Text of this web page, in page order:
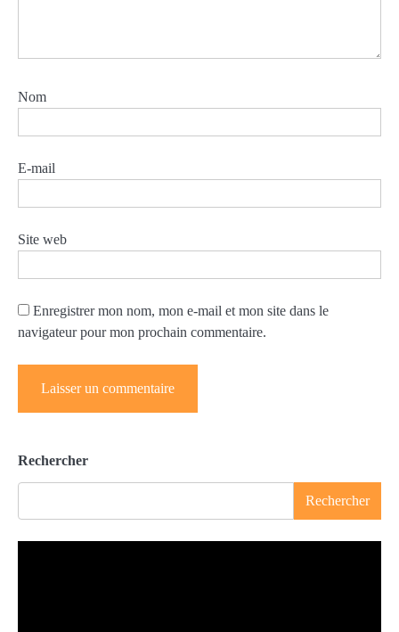
Nom
E-mail
Site web
Enregistrer mon nom, mon e-mail et mon site dans le
navigateur pour mon prochain commentaire.
Rechercher
Rechercher